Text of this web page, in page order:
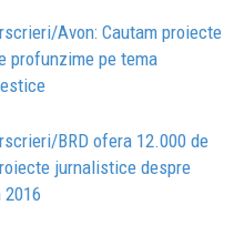
Avon: Cautam proiecte
profunzime pe tema
BRD ofera 12.000 de
jurnalistice despre